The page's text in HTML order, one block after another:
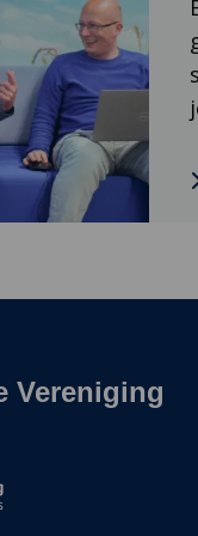
Vereniging